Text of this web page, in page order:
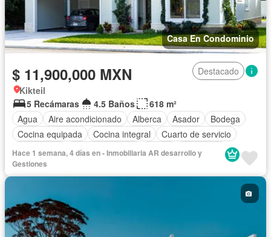
Casa En Condominio
$ 11,900,000 MXN
Destacado
Kikteil
5 Recámaras
4.5 Baños
618 m²
Agua
Aire acondicionado Alberca Asador
Bodega
Cocina equipada
Cocina integral
Cuarto de servicio
Electricidad
Estacionamiento Jardín
Despacho
Recámara con closet
Wifi
Completamente amueblado
Hace 1 semana, 4 días en - Inmobiliaria AR desarrollo y
Gestiones